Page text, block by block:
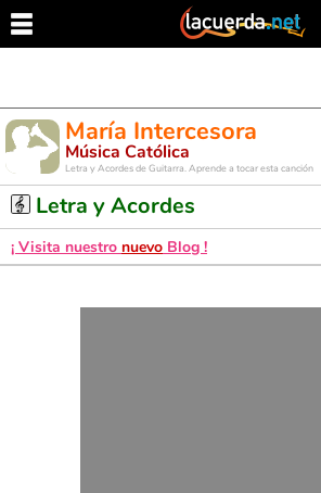
María Intercesora
Música Católica
Letra y Acordes de Guitarra. Aprende a tocar esta canción
Letra y Acordes
¡ Visita nuestro nuevo Blog !